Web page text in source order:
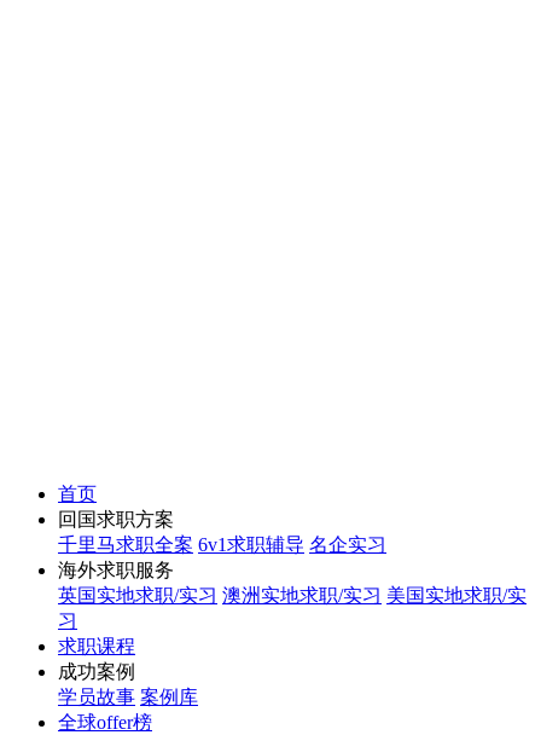
首页
回国求职方案
千里马求职全案 6v1求职辅导 名企实习
海外求职服务
英国实地求职/实习 澳洲实地求职/实习 美国实地求职/实
习
求职课程
成功案例
学员故事 案例库
全球offer榜